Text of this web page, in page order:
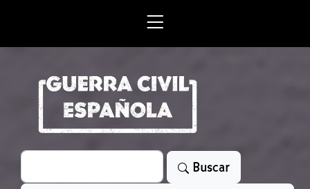
Search
Buscar